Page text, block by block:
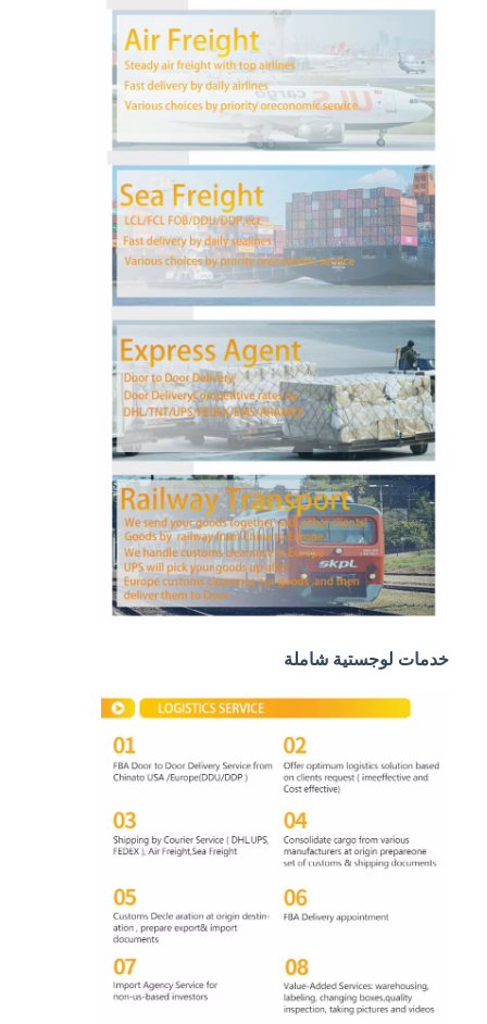
جولة في المعمل
ضبط الجودة
اتصل بنا
نتحدث الآن
الشحن الدولي إلى الأمام
الشحن الجوي إلى الأمام
شحن البحر
شحن DDP من الصين
الشحن السريع
النقل بالسكك الحديدية
الشحن إلى أمازون
خدمة التخزين
خدمات لوجستية شاملة